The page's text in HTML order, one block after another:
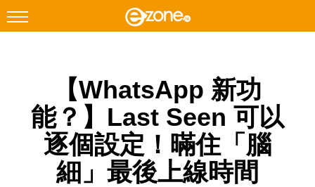
Instagram
科技焦點
網絡生活
【WhatsApp 新功
能？】Last Seen 可以
逐個設定！暪住「腦
細」最後上線時間